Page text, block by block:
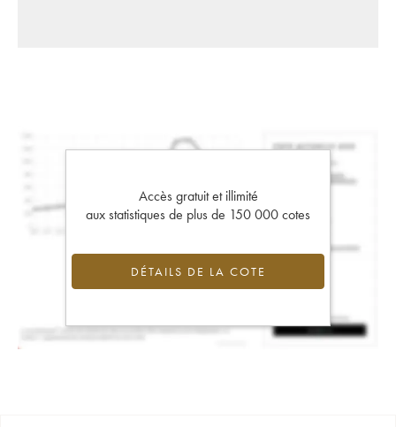
Accès gratuit et illimité
aux statistiques de plus de 150 000 cotes
DÉTAILS DE LA COTE